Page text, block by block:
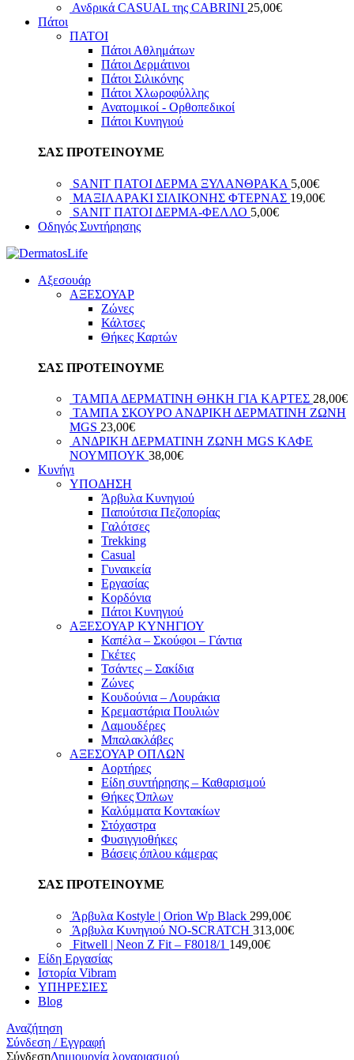
Ανδρικά CASUAL της CABRINI 25,00€
Πάτοι
ΠΑΤΟΙ
Πάτοι Αθλημάτων
Πάτοι Δερμάτινοι
Πάτοι Σιλικόνης
Πάτοι Χλωροφύλλης
Ανατομικοί - Ορθοπεδικοί
Πάτοι Κυνηγιού
ΣΑΣ ΠΡΟΤΕΙΝΟΥΜΕ
SANIT ΠΑΤΟΙ ΔΕΡΜΑ ΞΥΛΑΝΘΡΑΚΑ 5,00€
ΜΑΞΙΛΑΡΑΚΙ ΣΙΛΙΚΟΝΗΣ ΦΤEΡΝΑΣ 19,00€
SANIT ΠΑΤΟΙ ΔΕΡΜΑ-ΦΕΛΛΟ 5,00€
Οδηγός Συντήρησης
Αξεσουάρ
ΑΞΕΣΟΥΑΡ
Ζώνες
Κάλτσες
Θήκες Καρτών
ΣΑΣ ΠΡΟΤΕΙΝΟΥΜΕ
ΤΑΜΠΑ ΔΕΡΜΑΤΙΝΗ ΘΗΚΗ ΓΙΑ ΚΑΡΤΕΣ 28,00€
ΤΑΜΠΑ ΣΚΟΥΡΟ ΑΝΔΡΙΚΗ ΔΕΡΜΑΤΙΝΗ ΖΩΝΗ
MGS 23,00€
ΑΝΔΡΙΚΗ ΔΕΡΜΑΤΙΝΗ ΖΩΝΗ MGS ΚΑΦΕ
ΝΟΥΜΠΟΥΚ 38,00€
Κυνήγι
ΥΠΟΔΗΣΗ
Άρβυλα Κυνηγιού
Παπούτσια Πεζοπορίας
Γαλότσες
Trekking
Casual
Γυναικεία
Εργασίας
Κορδόνια
Πάτοι Κυνηγιού
ΑΞΕΣΟΥΑΡ ΚΥΝΗΓΙΟΥ
Καπέλα – Σκούφοι – Γάντια
Γκέτες
Τσάντες – Σακίδια
Ζώνες
Κουδούνια – Λουράκια
Κρεμαστάρια Πουλιών
Λαμουδέρες
Μπαλακλάβες
ΑΞΕΣΟΥΑΡ ΟΠΛΩΝ
Αορτήρες
Είδη συντήρησης – Καθαρισμού
Θήκες Όπλων
Καλύμματα Κοντακίων
Στόχαστρα
Φυσιγγιοθήκες
Βάσεις όπλου κάμερας
ΣΑΣ ΠΡΟΤΕΙΝΟΥΜΕ
Άρβυλα Kostyle | Orion Wp Black 299,00€
Άρβυλα Κυνηγιού NO-SCRATCH 313,00€
Fitwell | Neon Z Fit – F8018/1 149,00€
Είδη Εργασίας
Ιστορία Vibram
ΥΠΗΡΕΣΙΕΣ
Blog
Αναζήτηση
Σύνδεση / Εγγραφή
ΣύνδεσηΔημιουργία λογαριασμού